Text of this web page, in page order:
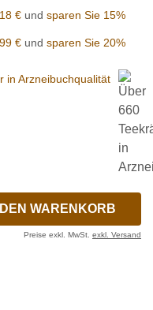
€ und sparen Sie 15%
€ und sparen Sie 20%
in Arzneibuchqualität
Preise exkl. MwSt. exkl. Versand